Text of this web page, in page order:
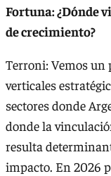
Fortuna: ¿Dónde
de crecimiento?
Terroni: Vemos
verticales
sectores donde
donde la
resulta
impacto. En 2026